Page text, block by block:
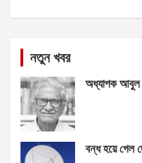
নতুন খবর
অধ্যাপক আবুল
বন্ধ হয়ে গেল